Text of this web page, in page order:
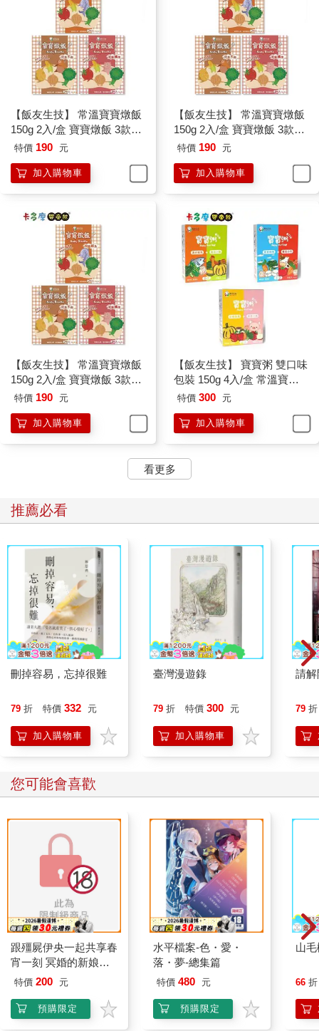
【飯友生技】 常溫寶寶燉飯
150g 2入/盒 寶寶燉飯 3款口
味任選｜卡多摩
特價 190 元
加入購物車
【飯友生技】 常溫寶寶燉飯
150g 2入/盒 寶寶燉飯 3款口
味任選｜卡多摩
特價 190 元
加入購物車
【飯友生技】 常溫寶寶燉飯
150g 2入/盒 寶寶燉飯 3款口
味任選｜卡多摩
特價 190 元
加入購物車
【飯友生技】 寶寶粥 雙口味
包裝 150g 4入/盒 常溫寶寶
粥 即食粥 副食品｜卡多摩
特價 300 元
加入購物車
看更多
推薦必看
刪掉容易，忘掉很難
79 折 特價 332 元
加入購物車
臺灣漫遊錄
79 折 特價 300 元
加入購物車
請解
79 折
您可能會喜歡
跟殭屍伊央一起共享春
宵一刻 冥婚的新娘番
外篇
特價 200 元
預購限定
水平檔案-色・愛・
落・夢-總集篇
特價 480 元
預購限定
山
66 折